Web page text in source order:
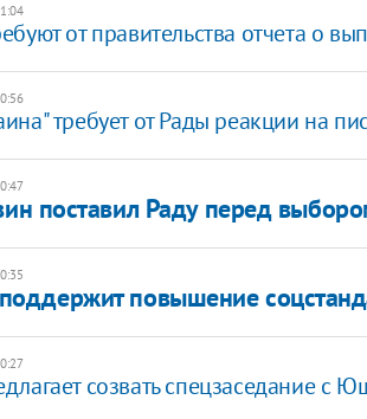
от правительства отчета о
требует от Рады реакции на
поставил Раду перед
повышение
созвать спецзаседание с